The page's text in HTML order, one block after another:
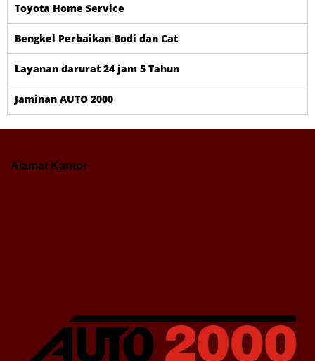
Toyota Home Service
Bengkel Perbaikan Bodi dan Cat
Layanan darurat 24 jam 5 Tahun
Jaminan AUTO 2000
Alamat Kantor